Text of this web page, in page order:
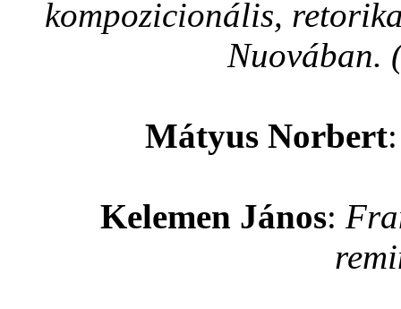
kompozicionális,
Nuovában.
Mátyus Norbert
Kelemen János: